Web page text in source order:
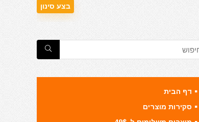
דף הבית
סקירות מוצרים